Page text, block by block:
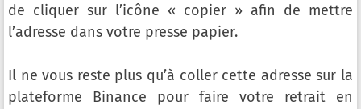
de cliquer sur l’icône « copier » afin de mettre
l’adresse dans votre presse papier.
Il ne vous reste plus qu’à coller cette adresse sur la
plateforme Binance pour faire votre retrait en